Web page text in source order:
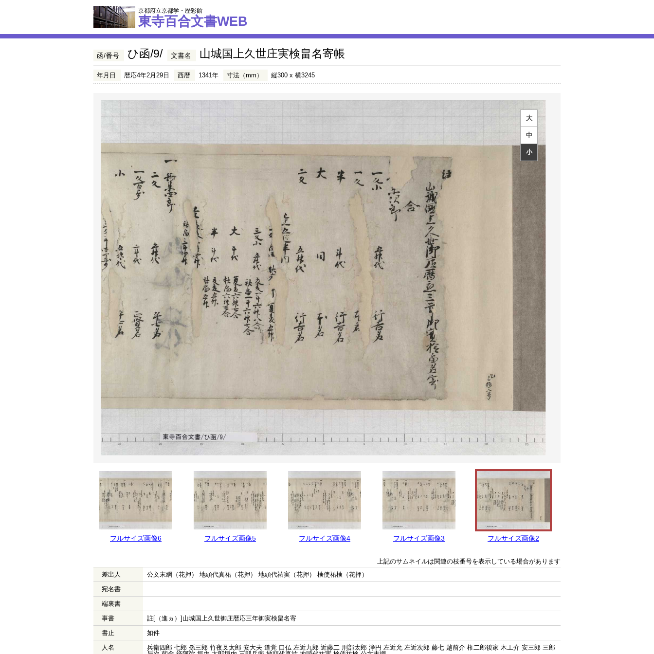
京都府立京都学・歴彩館
東寺百合文書WEB
函/番号 ひ函/9/ 文書名 山城国上久世庄実検畠名寄帳
年月日 暦応4年2月29日 西暦 1341年 寸法（mm） 縦300 x 横3245
大
中
小
フルサイズ画像6 フルサイズ画像5 フルサイズ画像4 フルサイズ画像3 フルサイズ画像2
上記のサムネイルは関連の枝番号を表示している場合があります
差出人
公文末綱（花押） 地頭代真祐（花押） 地頭代祐実（花押） 検使祐検（花押）
宛名書
端裏書
事書
註[（進ヵ）]山城国上久世御庄暦応三年御実検畠名寄
書止
如件
人名
兵衛四郎 七郎 孫三郎 竹夜叉太郎 安大夫 道覚 口仏 左近九郎 近藤二 刑部太郎 浄円 左近允 左近次郎 藤七 越前介 権二郎後家 木工介 安三郎 三郎